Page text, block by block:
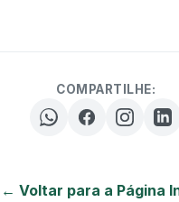
COMPARTILHE:
← Voltar para a Página